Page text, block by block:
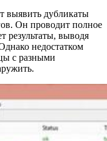
выявить дубликаты
Он проводит полное
результаты, выводя
недостатком
с разными